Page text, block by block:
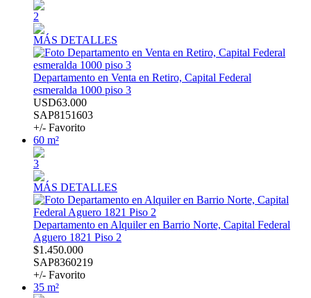
2
MÁS DETALLES
Departamento en Venta en Retiro, Capital Federal
esmeralda 1000 piso 3
USD63.000
SAP8151603
+/- Favorito
60 m²
3
MÁS DETALLES
Departamento en Alquiler en Barrio Norte, Capital Federal
Aguero 1821 Piso 2
$1.450.000
SAP8360219
+/- Favorito
35 m²